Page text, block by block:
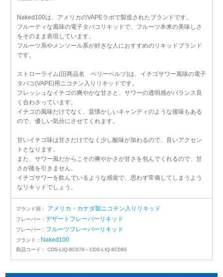
Naked100は、アメリカのVAPEラボで製造されたブランドです。
フルーティな風味の電子タバコリキッドで、フルーツ本来の美味しさ
をそのまま表現しています。
フルーツ系やメンソール系が好きな人におすすめのリキッドブランド
です。
ストローライム(旧商品名 ベリーベルツ)は、イチゴサワー風味の電子
タバコ(VAPE)用ニコチン入りリキッドです。
フレッシュなイチゴの爽やかな甘さと、サワーの透明感がバランス良
く合わさっています。
イチゴの風味だけでなく、昔懐かしいキャンディのような後味もある
ので、優しい気分にさせてくれます。
甘いイチゴ味は甘さだけでなく少し酸味が加わるので、良いアクセン
トとなります。
また、サワー風だからこその爽やかさが甘さを包んでくれるので、甘
さが後を引きません。
イチゴサワーを飲んでいるような感覚で、思わず常備してしまうよう
なリキッドでしょう。
ブランド国： アメリカ・カナダ製ニコチン入りリキッド
フレーバー： デザートフレーバーリキッド
フレーバー： フルーツフレーバーリキッド
ブランド： Naked100
商品コード： CDS-LIQ-8C079～CDS-LIQ-8C080